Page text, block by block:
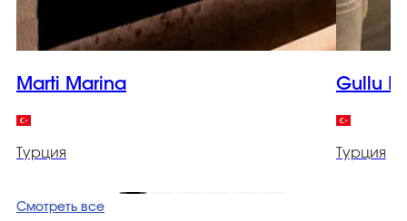
Marti Marina
Турция
Gullu
Турция
Смотреть все